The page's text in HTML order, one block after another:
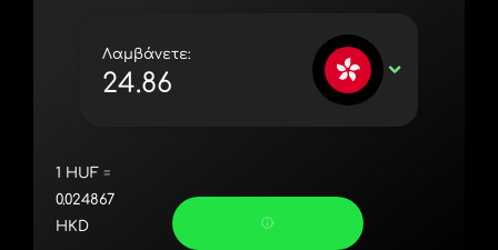
Portugal (Português)
Sverige (Svenska)
Україна (Українська)
Λαμβάνετε:
HKD
1 HUF =
0.024867
HKD